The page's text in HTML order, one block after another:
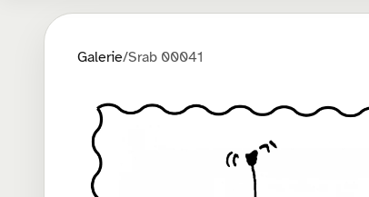
Galerie/Srab 00041